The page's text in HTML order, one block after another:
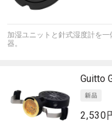
加湿ユニットと針式湿度計を
器。
Guitto
2,530